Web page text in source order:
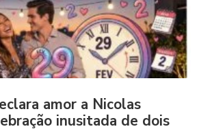
amor a Nicolas
inusitada de dois